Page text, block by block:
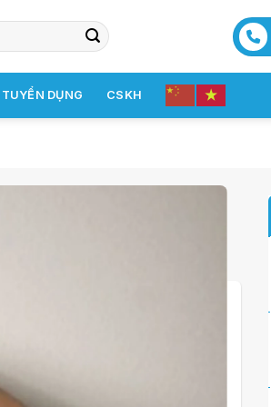
TUYỂN DỤNG CSKH
cả tháng, mức chênh lệch
nóng cao hơn nên chi phí